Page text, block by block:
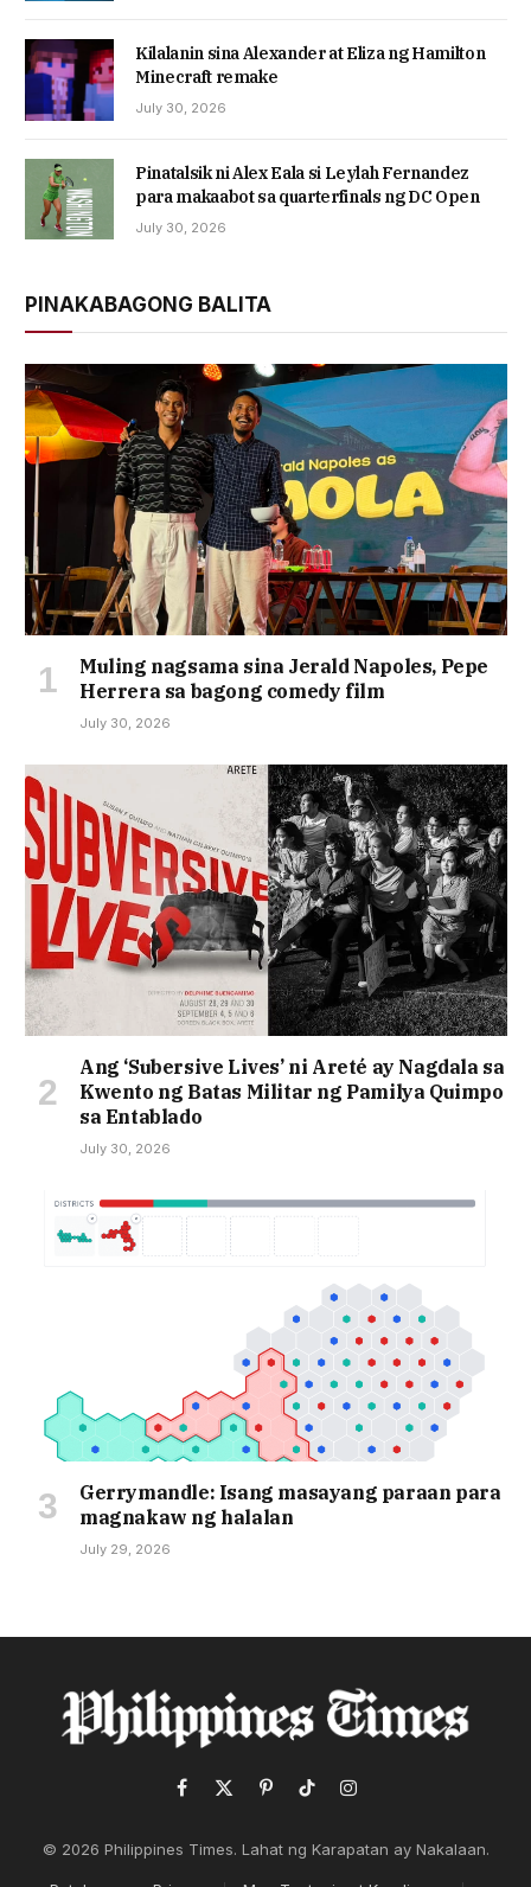
Kilalanin sina Alexander at Eliza ng Hamilton
Minecraft remake
July 30, 2026
Pinatalsik ni Alex Eala si Leylah Fernandez
para makaabot sa quarterfinals ng DC Open
July 30, 2026
PINAKABAGONG BALITA
Muling nagsama sina Jerald Napoles, Pepe
Herrera sa bagong comedy film
July 30, 2026
Ang ‘Subersive Lives’ ni Areté ay Nagdala sa
Kwento ng Batas Militar ng Pamilya Quimpo
sa Entablado
July 30, 2026
Gerrymandle: Isang masayang paraan para
magnakaw ng halalan
July 29, 2026
Facebook
X
PinterestTikTokInstagram
© 2026 Philippines Times. Lahat ng Karapatan ay Nakalaan.